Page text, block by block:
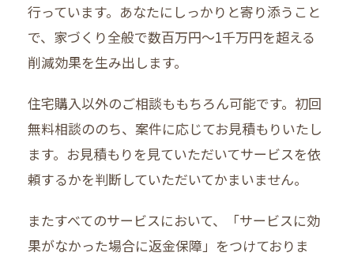
行っています。あなたにしっかりと寄り添うこと
で、家づくり全般で数百万円〜1千万円を超える
削減効果を生み出します。
住宅購入以外のご相談ももちろん可能です。初回
無料相談ののち、案件に応じてお見積もりいたし
ます。お見積もりを見ていただいてサービスを依
頼するかを判断していただいてかまいません。
またすべてのサービスにおいて、「サービスに効
果がなかった場合に返金保障」をつけておりま